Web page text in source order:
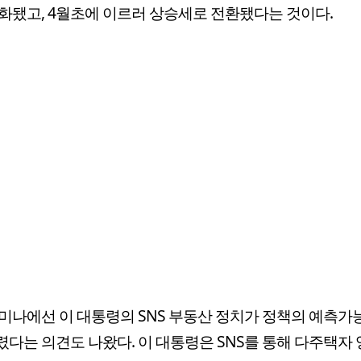
됐고, 4월초에 이르러 상승세로 전환됐다는 것이다.
나에선 이 대통령의 SNS 부동산 정치가 정책의 예측가
다는 의견도 나왔다. 이 대통령은 SNS를 통해 다주택자